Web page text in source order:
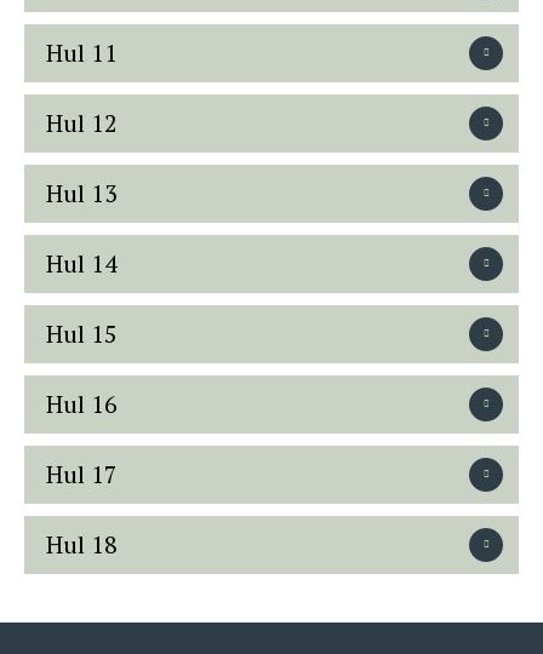
Hul 11
Hul 12
Hul 13
Hul 14
Hul 15
Hul 16
Hul 17
Hul 18